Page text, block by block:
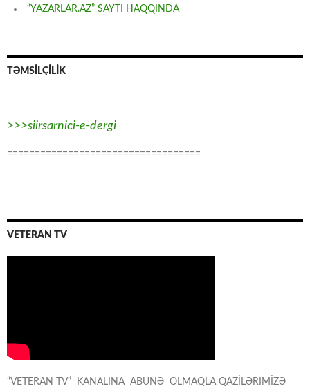
“YAZARLAR.AZ” SAYTI HAQQINDA
TƏMSİLÇİLİK
>>>siirsarnici-e-dergi
===================================
VETERAN TV
“VETERAN TV” KANALINA ABUNƏ OLMAQLA QAZİLƏRIMİZƏ